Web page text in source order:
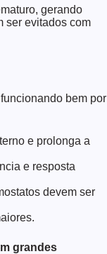
gerando
ser evitados com
bem por
e prolonga a
e resposta
devem ser
grandes